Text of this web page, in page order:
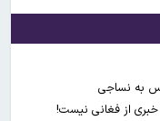
به نساجی